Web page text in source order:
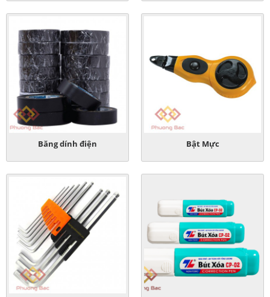
Băng dính điện Bật Mực